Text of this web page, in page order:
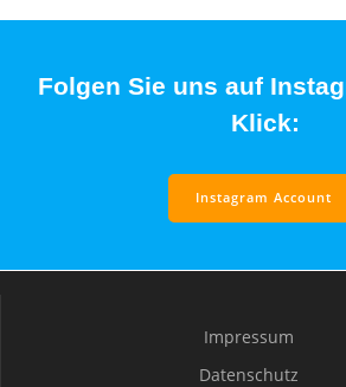
Folgen Sie uns auf
Klick:
Instagram Account
Impressum
Datenschutz